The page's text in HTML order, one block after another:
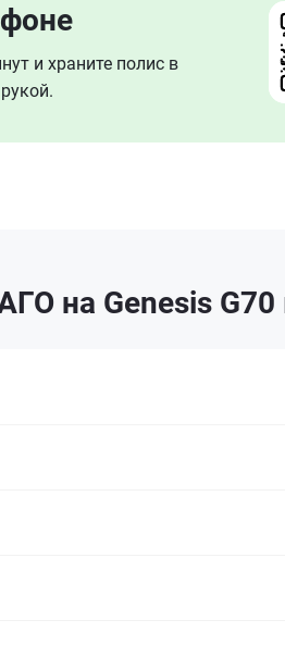
и храните полис в
на Genesis G70